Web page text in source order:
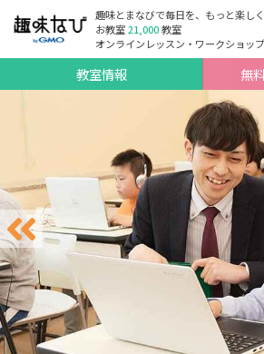
趣味とまなびで毎日を、もっと楽しく
お教室21,000教室
オンラインレッスン・ワークショッ
教室情報 無